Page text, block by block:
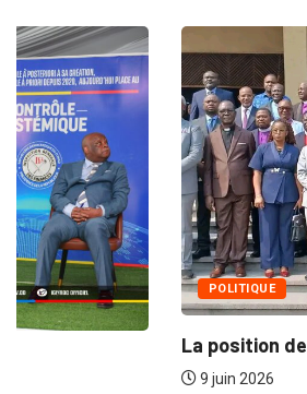
NATION
RDC : L’IGF mise sur les médias...